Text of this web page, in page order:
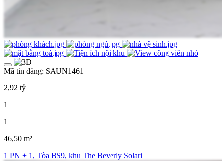
Mã tin đăng: SAUN1461
2,92 tỷ
1
1
46,50 m²
1 PN + 1, Tòa BS9, khu The Beverly Solari